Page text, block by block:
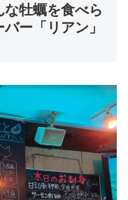
牡蠣を食べら
ー「リアン」